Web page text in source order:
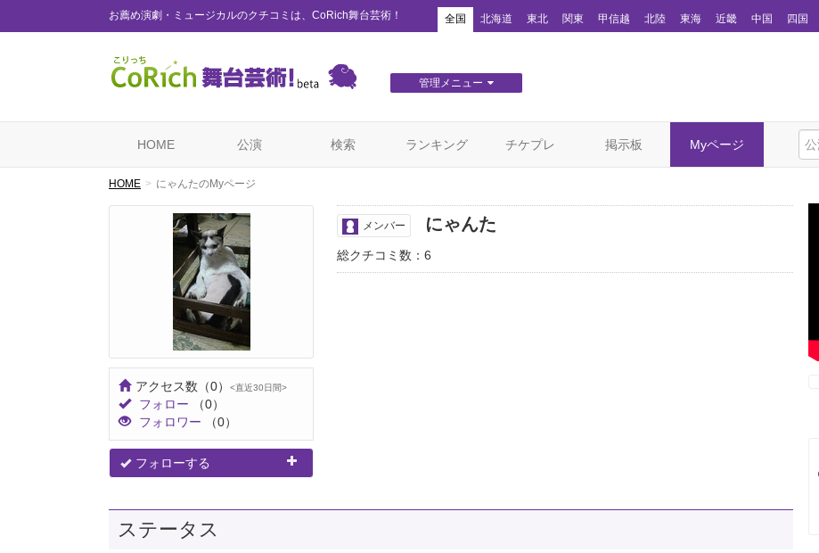
お薦め演劇・ミュージカルのクチコミは、CoRich舞台芸術！ 全国 北海道 東北 関東 甲信越 北陸 東海 近畿 中国 四国
管理メニュー
HOME 公演 検索 ランキング チケプレ 掲示板 Myページ
HOME にゃんたのMyページ
アクセス数 （0） <直近30日間>
フォロー
（0）
フォロワー
（0）
フォローする
メンバー にゃんた
総クチコミ数：6
ステータス